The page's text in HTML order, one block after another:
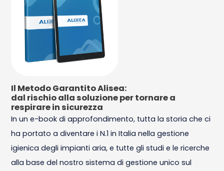
Il Metodo Garantito Alisea:
dal rischio alla soluzione per tornare a
respirare in sicurezza
In un e-book di approfondimento, tutta la storia che ci
ha portato a diventare i N.1 in Italia nella gestione
igienica degli impianti aria, e tutte gli studi e le ricerche
alla base del nostro sistema di gestione unico sul